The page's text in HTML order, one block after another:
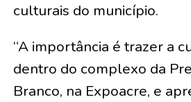
culturais do município.
“A importância é trazer a
dentro do complexo da
Branco, na Expoacre, e